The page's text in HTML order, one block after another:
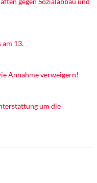
am 13.
Annahme verweigern!
um die